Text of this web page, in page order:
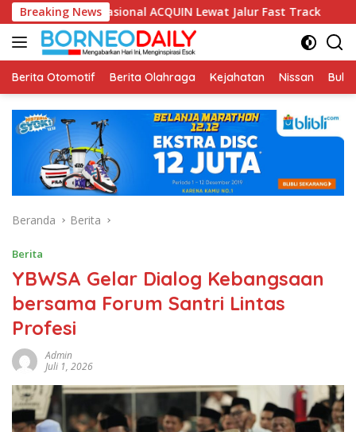
Langsung
ke
konten
Breaking News
ACQUIN Lewat Jalur Fast Track Fikom Unisba
Berita Otomotif Berita Olahraga Kejahatan Nissan
Beranda Berita
Berita
YBWSA Gelar Dialog Kebangsaan
bersama Forum Santri Lintas
Profesi
Admin
Juli 1, 2026